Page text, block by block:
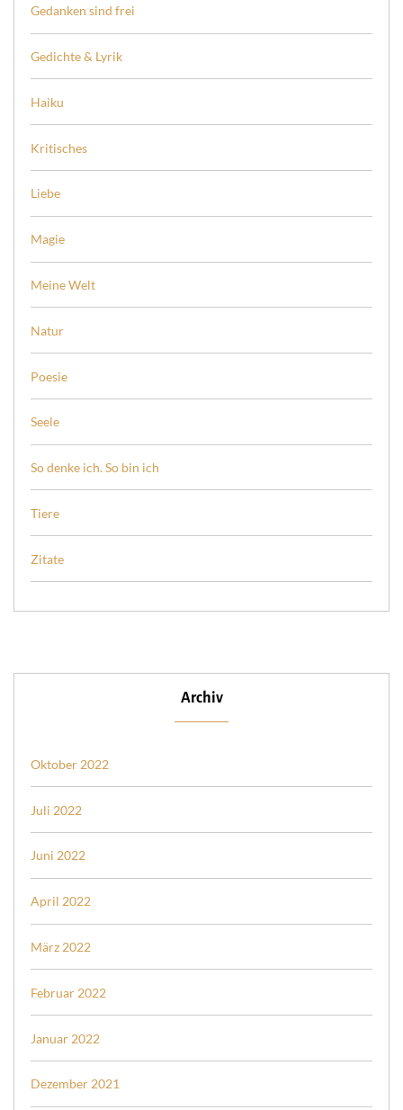
Gedanken sind frei
Gedichte & Lyrik
Haiku
Kritisches
Liebe
Magie
Meine Welt
Natur
Poesie
Seele
So denke ich. So bin ich
Tiere
Zitate
Archiv
Oktober 2022
Juli 2022
Juni 2022
April 2022
März 2022
Februar 2022
Januar 2022
Dezember 2021